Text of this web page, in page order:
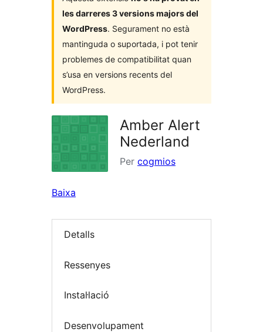
les darreres 3 versions majors del
WordPress. Segurament no està
mantinguda o suportada, i pot tenir
problemes de compatibilitat quan
s’usa en versions recents del
WordPress.
Amber Alert
Nederland
Per cogmios
Baixa
Detalls
Ressenyes
Instal·lació
Desenvolupament